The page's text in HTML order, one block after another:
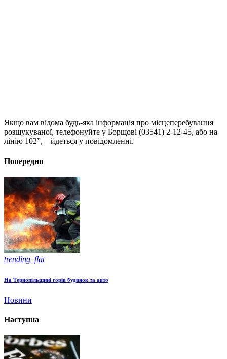
Якщо вам відома будь-яка інформація про місцеперебування
розшукуваної, телефонуйте у Борщові (03541) 2-12-45, або на
лінію 102”, – йдеться у повідомленні.
Попередня
trending_flat
На Тернопільщині горів будинок та авто
Новини
Наступна